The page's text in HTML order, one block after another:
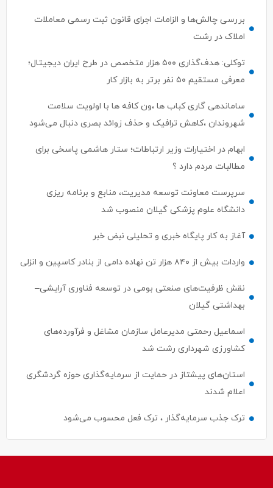
بررسی چالش‌ها و الزامات اجرای قانون ثبت رسمی معاملات
املاک در رشت
توکلی: هدف‌گذاری ۵۰۰ هزار متخصص در طرح ایران دیجیتال؛
معرفی مستقیم ۵۰ نفر برتر به بازار کار
ساماندهی گاری کباب ها ،ون کافه ها با اولویت سلامت
شهروندان ،کاهش ترافیک و حذف زوائد بصری دنبال می‌شود
ابهام در اختیارات وزیر ارتباطات؛ ستار هاشمی پاسخی برای
مطالبات مردم دارد ؟
سرپرست معاونت توسعه مدیریت، منابع و برنامه ریزی
دانشگاه علوم پزشکی گیلان منصوب شد
آغاز به کار پایگاه خبری و تحلیلی نبض خبر
واردات بیش از ۸۴۰ هزار تن نهاده دامی از بنادر كاسپین و انزلی
نقش ظرفیت‌های صنعتی بومی در توسعه فناوری آرایشی–
بهداشتی گیلان
اسماعیل رحمتی مدیرعامل سازمان مشاغل و فرآورده‌های
کشاورزی شهرداری رشت شد
استان‌های پیشتاز در حمایت از سرمایه‌گذاری حوزه گردشگری
اعلام شدند
ترک جذب سرمایه‌گذار ، ترک فعل محسوب می‌شود